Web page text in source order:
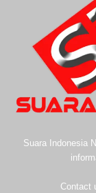
Suara Indonesia
Contact